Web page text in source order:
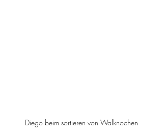
Diego beim sortieren von Walknochen